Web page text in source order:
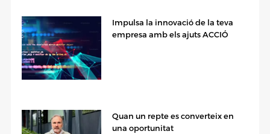
Impulsa la innovació de la teva
empresa amb els ajuts ACCIÓ
Quan un repte es converteix en
una oportunitat